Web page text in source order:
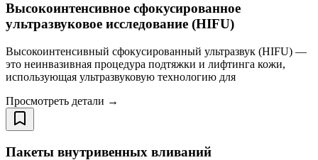
Высокоинтенсивное сфокусированное
ультразвуковое исследование (HIFU)
Высокоинтенсивный сфокусированный ультразвук (HIFU) —
это неинвазивная процедура подтяжки и лифтинга кожи,
использующая ультразвуковую технологию для
Просмотреть детали →
Пакеты внутривенных вливаний